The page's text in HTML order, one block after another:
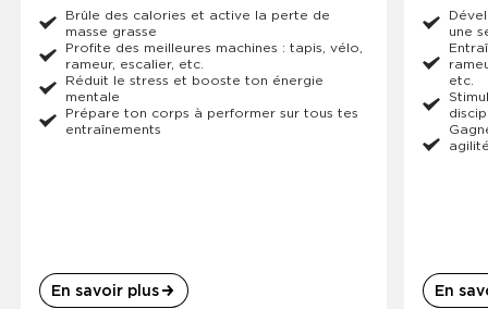
Brûle des calories et active la perte de
masse grasse
Profite des meilleures machines : tapis, vélo,
rameur, escalier, etc.
Réduit le stress et booste ton énergie
mentale
Prépare ton corps à performer sur tous tes
entraînements
En savoir plus
une
etc.
En